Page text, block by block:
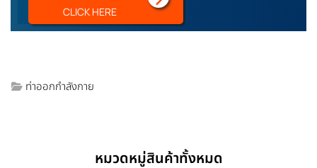
CLICK HERE
ท่าออกกำลังกาย
หมวดหมู่สินค้าทั้งหมด